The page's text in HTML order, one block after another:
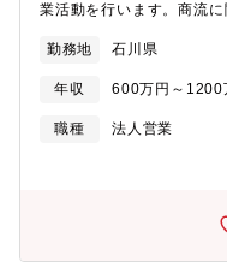
業活動を行います。商流
動においては、販売店、
となります。■新規営業の
で獲得したリード、Web
きます。■既存・新規とも
す。■顧客訪問面談を基本
材…「高品質」「高性能
すさを考慮したうえで最
を取り扱います。（ハン
勤務地 石川県
年収 600万円～1200
職種
法人営業